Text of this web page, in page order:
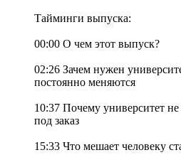
Тайминги выпуска:
00:00 О чем этот выпуск?
02:26 Зачем нужен
постоянно меняются
10:37 Почему университет
под заказ
15:33 Что мешает человеку